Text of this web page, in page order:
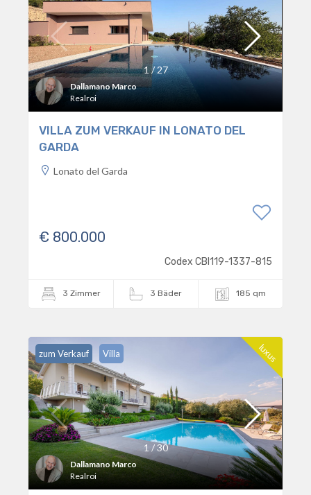
1/27
Dallamano Marco
Realroi
VILLA ZUM VERKAUF IN LONATO DEL
GARDA
Lonato del Garda
€ 800.000
Codex CBI119-1337-815
3 Zimmer 3 Bäder 185 qm
1 /30
zum Verkauf Villa luxus
Dallamano Marco
Realroi